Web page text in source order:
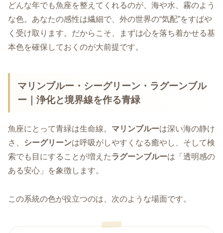
どんな年でも魚座を整えてくれるのが、海や水、霧のよう
な色。あなたの感性は繊細で、外の世界の“気配”をすばや
く受け取ります。だからこそ、まずは心を落ち着かせる基
本色を確保しておくのが大前提です。
マリンブルー・シーグリーン・ラグーンブル
ー｜浄化と境界線を作る青緑
魚座にとって青緑は生命線。 マリンブルーは深い海の静け
さ、
シーグリーンは呼吸がしやすくなる癒やし、そして検
索でも目にすることが増えたラグーンブルーは「透明感の
ある安心」を象徴します。
この系統の色が役立つのは、次のような場面です。